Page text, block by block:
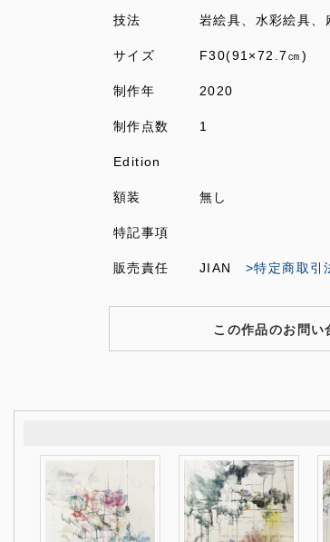
技法 岩絵具、水彩絵具、
サイズ F30(91×72.7㎝)
制作年 2020
制作点数 1
Edition
額装 無し
特記事項
販売責任 JIAN >特定商取引
この作品のお問い